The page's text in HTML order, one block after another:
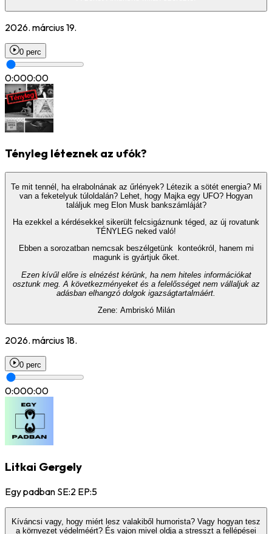
2026. március 19.
0 perc
0:000:00
Tényleg léteznek az ufók?
Te mit tennél, ha elrabolnának az űrlények? Létezik a sötét energia? Mi
van a feketelyuk túloldalán? Lehet, hogy Majka egy UFO? Hogyan
találjuk meg Elon Musk bankszámláját?
Ha ezekkel a kérdésekkel sikerült felcsigáznunk téged, az új rovatunk
TÉNYLEG neked való!
Ebben a sorozatban nemcsak beszélgetünk konteókról, hanem mi
magunk is gyártjuk őket.
Ezen kívűl előre is elnézést kérünk, ha nem hiteles információkat
osztunk meg. A következményeket és a felelősséget nem vállaljuk az
adásban elhangzó dolgok igazságtartalmáért.
Zene: Ambriskó Milán
2026. március 18.
0 perc
0:000:00
Litkai Gergely
Egy padban SE:2 EP:5
Kíváncsi vagy, hogy miért lesz valakiből humorista? Vagy hogyan tesz
a környezet védelméért? És vajon mivel oldja a stresszt a fellépései